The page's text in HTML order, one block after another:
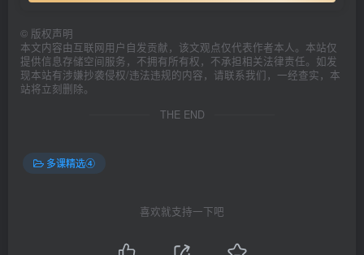
© 版权声明
本文内容由互联网用户自发贡献，该文观点仅代表作者本人。本站仅
提供信息存储空间服务，不拥有所有权，不承担相关法律责任。如发
现本站有涉嫌抄袭侵权/违法违规的内容，请联系我们，一经查实，本
站将立刻删除。
THE END
多课精选④
喜欢就支持一下吧